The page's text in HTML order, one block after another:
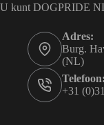
U kunt DOGPRIDE
Adres:
Burg.
(NL)
Telefoon:
+31